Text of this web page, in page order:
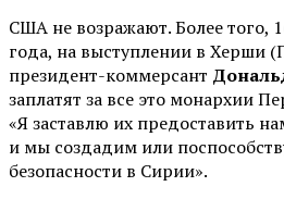
США не возражают. Более того,
года, на выступлении в Херши
президент-коммерсант
заплатят за все это монархии
«Я заставлю их предоставить
и мы создадим или
безопасности в Сирии».